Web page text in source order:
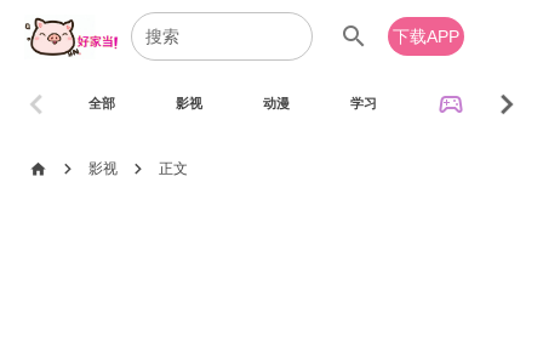
search 下载APP
全部 影视 动漫 学习 sports_esports
chevron_left chevron_right
home chevron_right 影视 chevron_right 正文